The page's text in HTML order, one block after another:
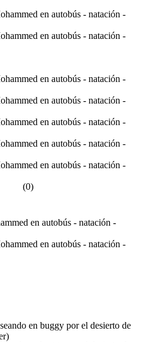
(0)
en autobús - natación -